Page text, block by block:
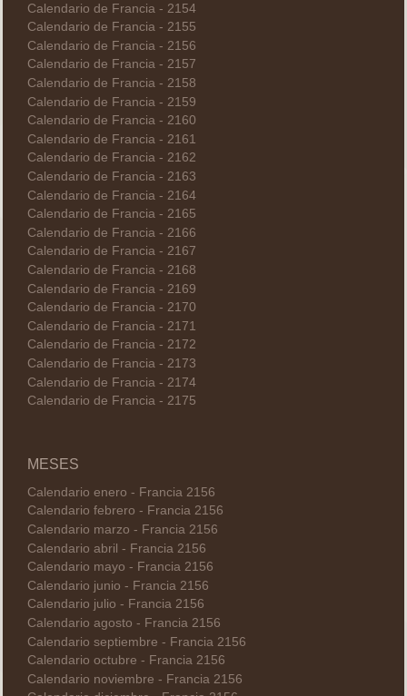
Calendario de Francia - 2154
Calendario de Francia - 2155
Calendario de Francia - 2156
Calendario de Francia - 2157
Calendario de Francia - 2158
Calendario de Francia - 2159
Calendario de Francia - 2160
Calendario de Francia - 2161
Calendario de Francia - 2162
Calendario de Francia - 2163
Calendario de Francia - 2164
Calendario de Francia - 2165
Calendario de Francia - 2166
Calendario de Francia - 2167
Calendario de Francia - 2168
Calendario de Francia - 2169
Calendario de Francia - 2170
Calendario de Francia - 2171
Calendario de Francia - 2172
Calendario de Francia - 2173
Calendario de Francia - 2174
Calendario de Francia - 2175
MESES
Calendario enero - Francia 2156
Calendario febrero - Francia 2156
Calendario marzo - Francia 2156
Calendario abril - Francia 2156
Calendario mayo - Francia 2156
Calendario junio - Francia 2156
Calendario julio - Francia 2156
Calendario agosto - Francia 2156
Calendario septiembre - Francia 2156
Calendario octubre - Francia 2156
Calendario noviembre - Francia 2156